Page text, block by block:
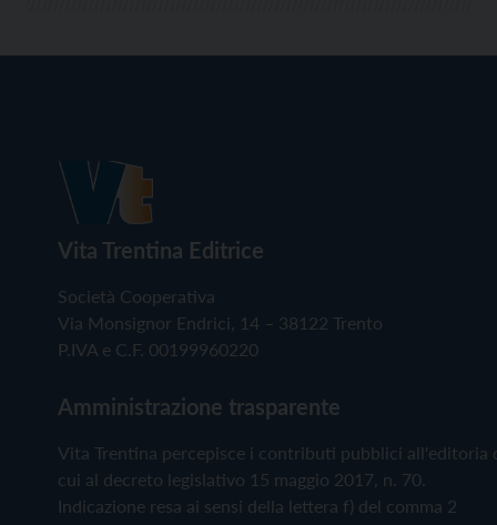
Vita Trentina Editrice
Società Cooperativa
Via Monsignor Endrici, 14 – 38122 Trento
P.IVA e C.F. 00199960220
Amministrazione trasparente
Vita Trentina percepisce i contributi pubblici all'editoria
cui al decreto legislativo 15 maggio 2017, n. 70.
Indicazione resa ai sensi della lettera f) del comma 2